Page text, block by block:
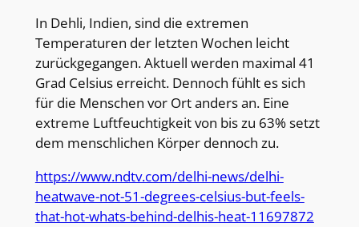
In Dehli, Indien, sind die extremen
Temperaturen der letzten Wochen leicht
zurückgegangen. Aktuell werden maximal 41
Grad Celsius erreicht. Dennoch fühlt es sich
für die Menschen vor Ort anders an. Eine
extreme Luftfeuchtigkeit von bis zu 63% setzt
dem menschlichen Körper dennoch zu.
https://www.ndtv.com/delhi-news/delhi-
heatwave-not-51-degrees-celsius-but-feels-
that-hot-whats-behind-delhis-heat-11697872